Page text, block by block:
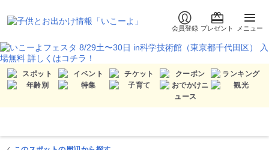
会員登録 プレゼント メニュー